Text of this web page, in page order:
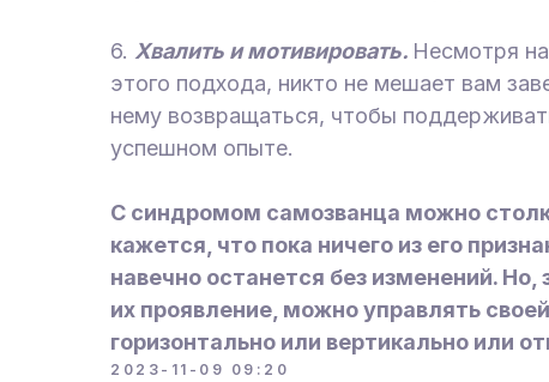
6. Хвалить и мотивировать. Несмотря
этого подхода, никто не мешает вам
нему возвращаться, чтобы
успешном опыте.
С синдромом самозванца можно
кажется, что пока ничего из его
навечно останется без изменений.
их проявление, можно управлять
горизонтально или вертикально или
2023-11-09 09:20